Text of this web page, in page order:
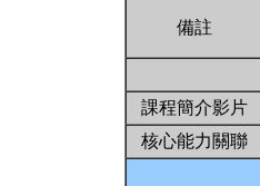
備註
課程簡介影片
核心能力關聯